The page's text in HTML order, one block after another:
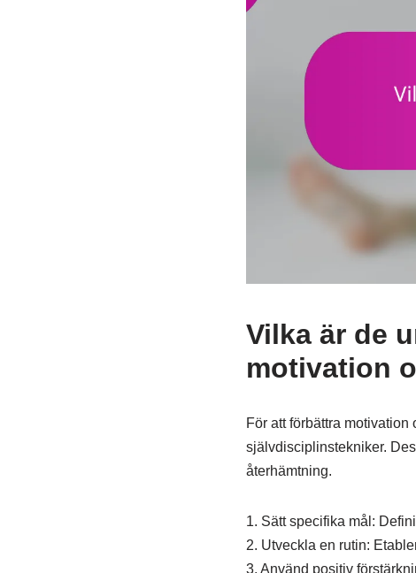
Vilka är de
motivation
För att förbättra
självdisciplinstekniker.
återhämtning.
1. Sätt specifika mål:
2. Utveckla en rutin:
3. Använd positiv